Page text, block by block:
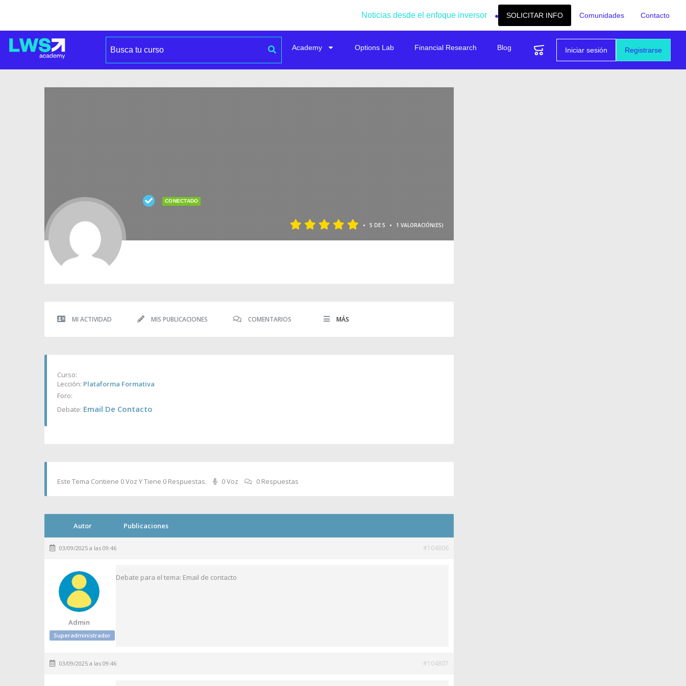
Noticias desde el enfoque inversor SOLICITAR INFO Comunidades Contacto
Registrarse
Iniciar sesión
Academy Options Lab Financial Research Blog
CONECTADO
• 5 DE 5 • 1 VALORACIÓN(ES)
MI ACTIVIDAD MIS PUBLICACIONES COMENTARIOS MÁS
Curso:
Lección: Plataforma Formativa
Foro:
Debate: Email De Contacto
Este Tema Contiene 0 Voz Y Tiene 0 Respuestas. 0 Voz 0 Respuestas
Autor Publicaciones
03/09/2025 a las 09:46 #104806
Admin
Superadministrador
Debate para el tema: Email de contacto
03/09/2025 a las 09:46 #104807